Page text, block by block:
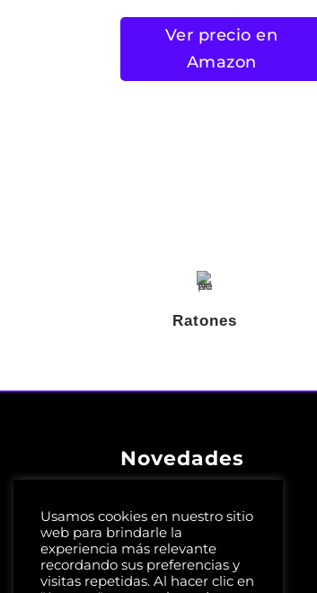
Ver precio en
Amazon
Ratones
Novedades
Crea tu propio Setup
Los mejores streamers
Los mejores accesorios
Usamos cookies en nuestro sitio
web para brindarle la
experiencia más relevante
recordando sus preferencias y
visitas repetidas. Al hacer clic en